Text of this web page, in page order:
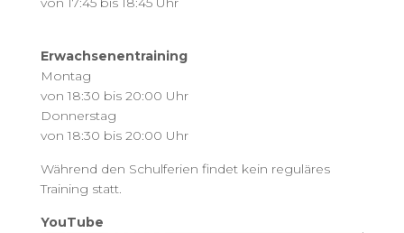
Erwachsenentraining
Montag
von 18:30 bis 20:00 Uhr
Donnerstag
von 18:30 bis 20:00 Uhr
Während den Schulferien findet kein reguläres
Training statt.
YouTube